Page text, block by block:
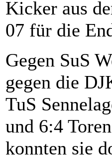
Kicker aus
07 für die
Gegen SuS
gegen die
TuS
und 6:4
konnten sie